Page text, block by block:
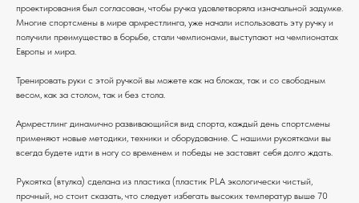
проектирования был согласован, чтобы ручка удовлетворяла изначальной задумке.
Многие спортсмены в мире армрестлинга, уже начали использовать эту ручку и
получили преимущество в борьбе, стали чемпионами, выступают на чемпионатах
Европы и мира.
Тренировать руки с этой ручкой вы можете как на блоках, так и со свободным
весом, как за столом, так и без стола.
Армрестлинг динамично развивающийся вид спорта, каждый день спортсмены
применяют новые методики, техники и оборудование. С нашими рукоятками вы
всегда будете идти в ногу со временем и победы не заставят себя долго ждать.
Рукоятка (втулка) сделана из пластика (пластик PLA экологически чистый,
прочный, но стоит сказать, что следует избегать высоких температур выше 70